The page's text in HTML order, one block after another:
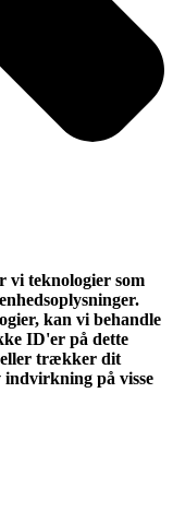
vi teknologier som
kan vi behandle
ID'er på dette
eller trækker dit
indvirkning på visse